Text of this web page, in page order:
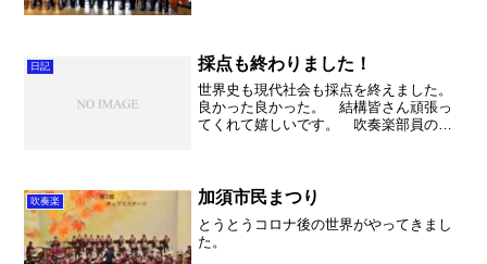
の計量 72.8kg、...
日記 採点も終わりました！
世界史も現代社会も採点を終えました。
良かった良かった。 結構皆さん頑張っ
てくれて嬉しいです。 吹奏楽部員の皆
高に「にくらしい～！」って思わ...
吹奏楽 加須市民まつり
とうとうコロナ後の世界がやってきまし
た。